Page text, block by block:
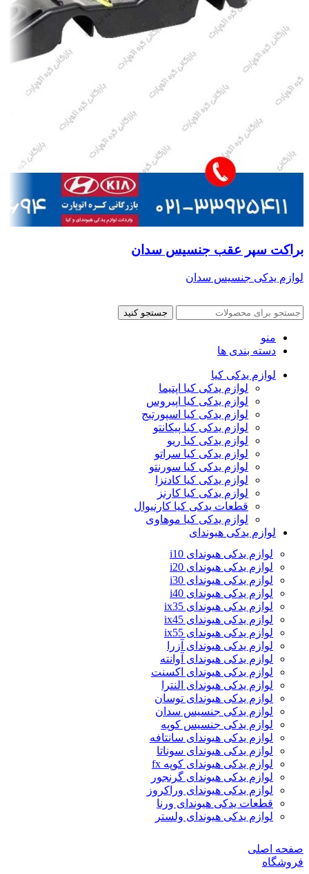
براکت سپر عقب جنسیس سدان
لوازم یدکی جنسیس سدان
جستجو کنید
منو
دسته بندی ها
لوازم یدکی کیا
لوازم یدکی کیا اپتیما
لوازم یدکی کیا اپیروس
لوازم یدکی کیا اسپورتیج
لوازم یدکی کیا پیکانتو
لوازم یدکی کیا ریو
لوازم یدکی کیا سراتو
لوازم یدکی کیا سورنتو
لوازم یدکی کیا کادنزا
لوازم یدکی کیا کارنز
قطعات یدکی کیا کارنیوال
لوازم یدکی کیا موهاوی
لوازم یدکی هیوندای
لوازم یدکی هیوندای i10
لوازم یدکی هیوندای i20
لوازم یدکی هیوندای i30
لوازم یدکی هیوندای i40
لوازم یدکی هیوندای ix35
لوازم یدکی هیوندای ix45
لوازم یدکی هیوندای ix55
لوازم یدکی هیوندای آزرا
لوازم یدکی هیوندای آوانته
لوازم یدکی هیوندای اکسنت
لوازم یدکی هیوندای النترا
لوازم یدکی هیوندای توسان
لوازم یدکی جنسیس سدان
لوازم یدکی جنسیس کوپه
لوازم یدکی هیوندای سانتافه
لوازم یدکی هیوندای سوناتا
لوازم یدکی هیوندای کوپه fx
لوازم یدکی هیوندای گرنجور
لوازم یدکی هیوندای وراکروز
قطعات یدکی هیوندای ورنا
لوازم یدکی هیوندای ولستر
صفحه اصلی
فروشگاه